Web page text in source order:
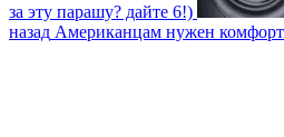
за эту парашу? дайте 6!)
назад Американцам нужен